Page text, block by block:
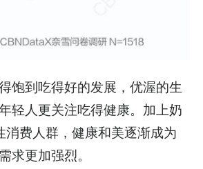
饱到吃得好的发展，优渥的生
轻人更关注吃得健康。加上奶
消费人群，健康和美逐渐成为
求更加强烈。